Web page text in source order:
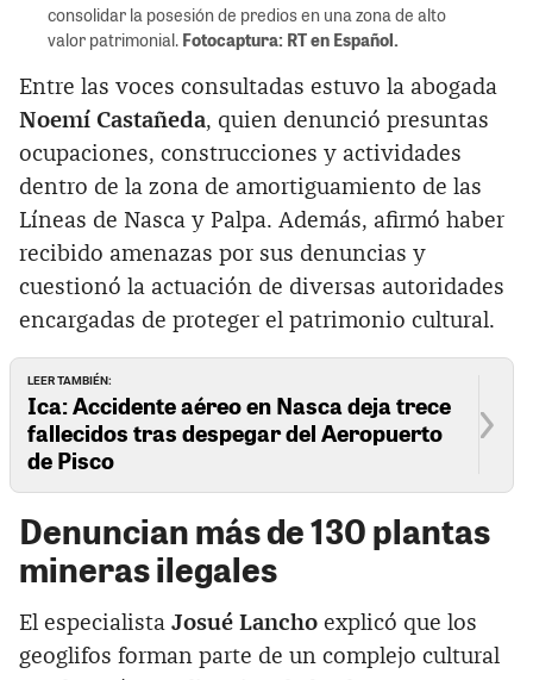
consolidar la posesión de predios en una zona de alto
valor patrimonial. Fotocaptura: RT en Español.
Entre las voces consultadas estuvo la abogada
Noemí Castañeda, quien denunció presuntas
ocupaciones, construcciones y actividades
dentro de la zona de amortiguamiento de las
Líneas de Nasca y Palpa. Además, afirmó haber
recibido amenazas por sus denuncias y
cuestionó la actuación de diversas autoridades
encargadas de proteger el patrimonio cultural.
LEER TAMBIÉN:
Ica: Accidente aéreo en Nasca deja trece
fallecidos tras despegar del Aeropuerto
de Pisco
Denuncian más de 130 plantas
mineras ilegales
El especialista Josué Lancho explicó que los
geoglifos forman parte de un complejo cultural